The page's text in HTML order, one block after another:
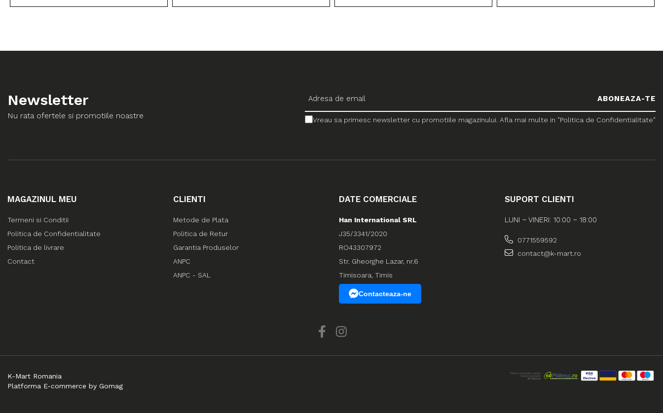
Newsletter
Nu rata ofertele si promotiile noastre Vreau sa primesc newsletter cu promotiile magazinului. Afla mai multe in "Politica de Confidentialitate"
MAGAZINUL MEU
Termeni si Conditii
Politica de Confidentialitate
Politica de livrare
Contact
CLIENTI
Metode de Plata
Politica de Retur
Garantia Produselor
ANPC
ANPC - SAL
DATE COMERCIALE
Han International SRL
J35/3341/2020
RO43307972
Str. Gheorghe Lazar, nr.6
Timisoara, Timis
Contacteaza-ne
SUPORT CLIENTI
LUNI ~ VINERI: 10:00 ~ 18:00
0771559592
contact@k-mart.ro
K-Mart Romania
Platforma E-commerce by Gomag